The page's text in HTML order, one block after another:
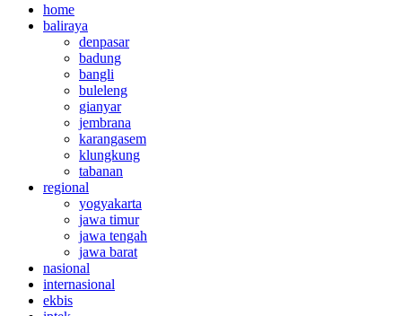
home
baliraya
denpasar
badung
bangli
buleleng
gianyar
jembrana
karangasem
klungkung
tabanan
regional
yogyakarta
jawa timur
jawa tengah
jawa barat
nasional
internasional
ekbis